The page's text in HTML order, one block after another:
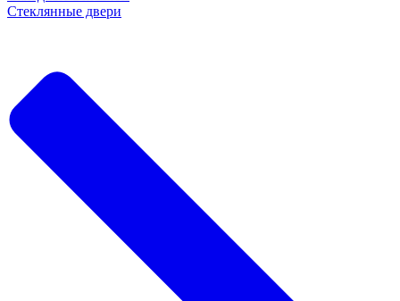
Стеклянные двери